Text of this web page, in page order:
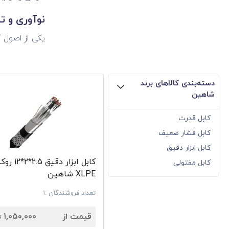
نوآوری و
کیفیت است.
شاهین طیف
ابزار
دسته‌بندی کالاهای برند
شاهین
کابل قدرت
کابل فشار ضعیف
کابل ابزار دقیق
کابل مفتولی
کابل ابزار
XLPE شاهین
تعداد فروشندگان :1
قیمت از 1,050,000